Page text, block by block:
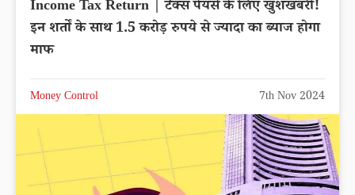
Income Tax Return | टैक्स पेयर्स के लिए खुशखबरी!
इन शर्तों के साथ 1.5 करोड़ रुपये से ज्यादा का ब्याज होगा
माफ
Money Control 7th Nov 2024